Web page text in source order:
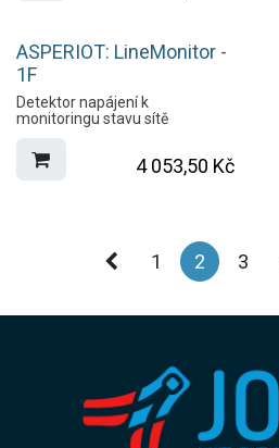
ASPERIOT: LineMonitor -
1F
Detektor napájení k
monitoringu stavu sítě
4 053,50 Kč
1 2 3